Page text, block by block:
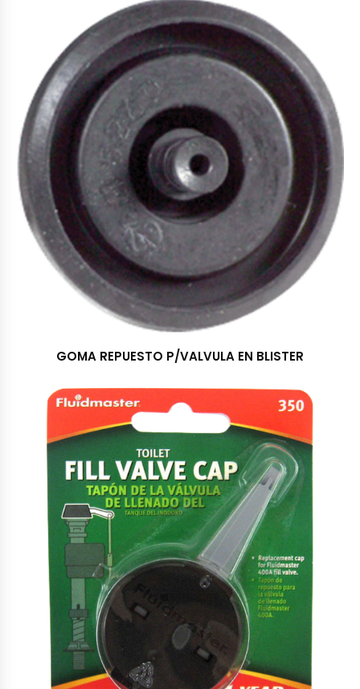
GOMA REPUESTO P/VALVULA EN BLISTER